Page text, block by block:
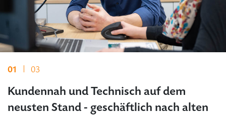
01 03
Kundennah und Technisch auf dem
neusten Stand - geschäftlich nach alten
01 03
Zielstrebig, innovativ und flexibel – und
das erfolgreich seit über 65 Jahren
01 03
Leidenschaft, Emotionen und
Verbundenheit – dafür stehen die